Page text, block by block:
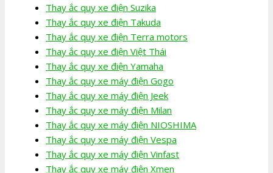
Thay ắc quy xe điện Suzika
Thay ắc quy xe điện Takuda
Thay ắc quy xe điện Terra motors
Thay ắc quy xe điện Việt Thái
Thay ắc quy xe điện Yamaha
Thay ắc quy xe máy điện Gogo
Thay ắc quy xe máy điện Jeek
Thay ắc quy xe máy điện Milan
Thay ắc quy xe máy điện NIOSHIMA
Thay ắc quy xe máy điện Vespa
Thay ắc quy xe máy điện Vinfast
Thay ắc quy xe máy điện Xmen